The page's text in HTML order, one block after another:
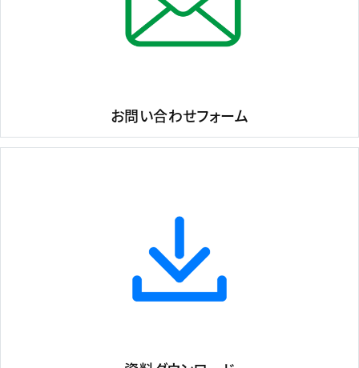
お問い合わせフォーム